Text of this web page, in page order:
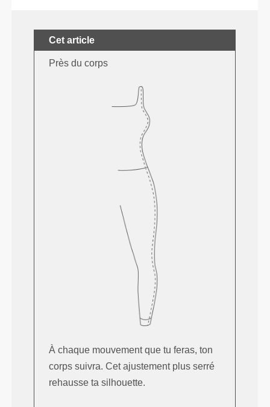
Cet article
Près du corps
À chaque mouvement que tu feras, ton
corps suivra. Cet ajustement plus serré
rehausse ta silhouette.